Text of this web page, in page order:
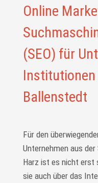
Online
(SEO) für
Ballenstedt
Für den
Unternehmen aus
Harz ist es nicht erst
sie auch über das